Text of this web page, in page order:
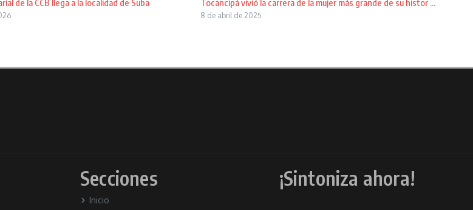
de la CCB llega a la localidad de Suba Tocancipá vivió la carrera de la mujer más grande de su histor ...
8 de abril de 2025
Secciones
Inicio
¡Sintoniza ahora!